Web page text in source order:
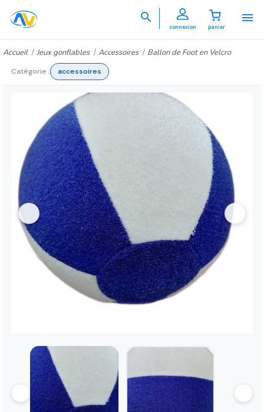

panier
connexion

Accueil Jeux gonflables Accessoires Ballon de Foot en Velcro
Catégorie : accessoires